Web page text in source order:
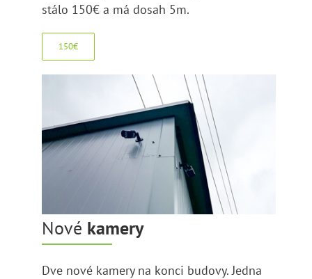
stálo 150€ a má dosah 5m.
150€
Nové kamery
Dve nové kamery na konci budovy. Jedna